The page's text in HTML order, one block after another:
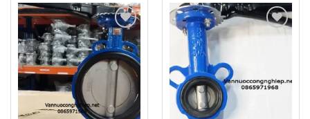
Add to
wishlist